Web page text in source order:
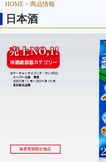
HOME > 商品情報
日本酒